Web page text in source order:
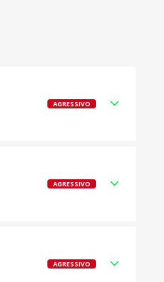
AGRESSIVO
AGRESSIVO
AGRESSIVO